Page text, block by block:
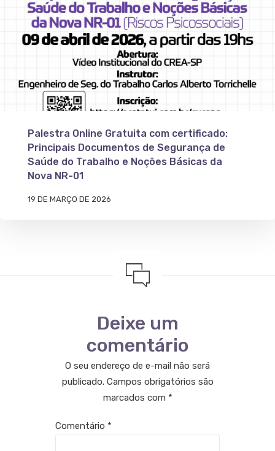
Palestra Online Gratuita com certificado:
Principais Documentos de Segurança de
Saúde do Trabalho e Noções Básicas da
Nova NR-01
19 DE MARÇO DE 2026
Deixe um
comentário
O seu endereço de e-mail não será
publicado. Campos obrigatórios são
marcados com *
Comentário *